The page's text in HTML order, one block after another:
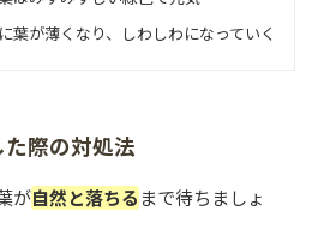
葉が薄くなり、しわしわになっていく
際の対処法
が自然と落ちる まで待ちましょ